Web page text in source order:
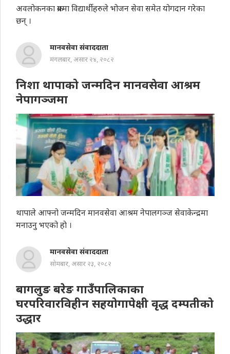
अवलोकनका क्रममा विद्यार्थीहरुले भोजन सेवा समेत योगदान गरेका
छन् ।
मानवसेवा संवाददाता
मंगलबार, असार २४, २०८२
निशा थापाको जन्मदिन मानवसेवा आश्रम
नेपागञ्जमा
थापाले आफ्नो जन्मदिन मानवसेवा आश्रम नेपालगञ्ज सेवाकेन्द्रमा
मनाउनु भएको हाे ।
मानवसेवा संवाददाता
सोमबार, असार २३, २०८२
बागलुङ बरेङ गाउँपालिकाका
घरपरिवारविहीन सहयोगापेक्षी वृद्ध दम्पतीको
उद्धार